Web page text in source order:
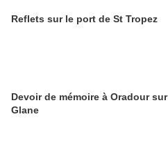
Reflets sur le port de St Tropez
Devoir de mémoire à Oradour sur
Glane